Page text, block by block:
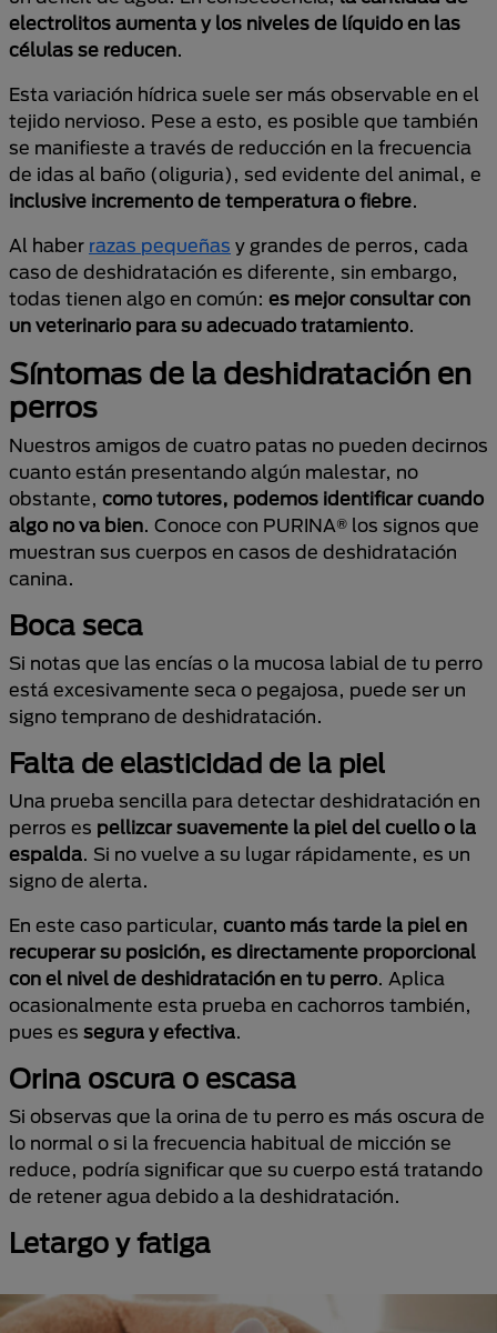
electrolitos aumenta y los niveles de líquido en las
células se reducen.
Esta variación hídrica suele ser más observable en el
tejido nervioso. Pese a esto, es posible que también
se manifieste a través de reducción en la frecuencia
de idas al baño (oliguria), sed evidente del animal, e
inclusive incremento de temperatura o fiebre.
Al haber razas pequeñas y grandes de perros, cada
caso de deshidratación es diferente, sin embargo,
todas tienen algo en común: es mejor consultar con
un veterinario para su adecuado tratamiento.
Síntomas de la deshidratación en
perros
Nuestros amigos de cuatro patas no pueden decirnos
cuanto están presentando algún malestar, no
obstante, como tutores, podemos identificar cuando
algo no va bien. Conoce con PURINA® los signos que
muestran sus cuerpos en casos de deshidratación
canina.
Boca seca
Si notas que las encías o la mucosa labial de tu perro
está excesivamente seca o pegajosa, puede ser un
signo temprano de deshidratación.
Falta de elasticidad de la piel
Una prueba sencilla para detectar deshidratación en
perros es pellizcar suavemente la piel del cuello o la
espalda. Si no vuelve a su lugar rápidamente, es un
signo de alerta.
En este caso particular, cuanto más tarde la piel en
recuperar su posición, es directamente proporcional
con el nivel de deshidratación en tu perro. Aplica
ocasionalmente esta prueba en cachorros también,
pues es segura y efectiva.
Orina oscura o escasa
Si observas que la orina de tu perro es más oscura de
lo normal o si la frecuencia habitual de micción se
reduce, podría significar que su cuerpo está tratando
de retener agua debido a la deshidratación.
Letargo y fatiga